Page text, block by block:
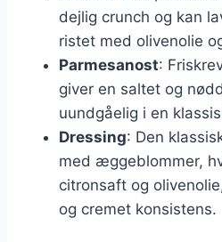
dejlig crunch og kan
ristet med olivenolie
Parmesanost:
giver en saltet og
uundgåelig i en
Dressing: Den
med æggeblommer,
citronsaft og
og cremet konsistens.